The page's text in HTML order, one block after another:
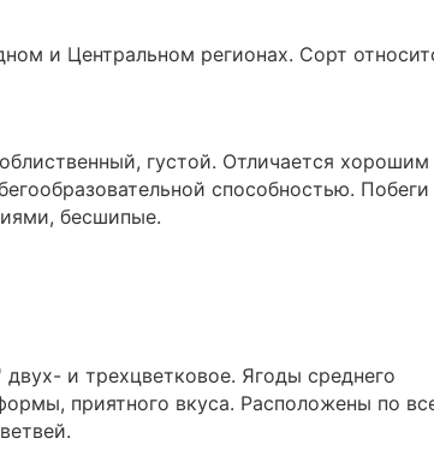
и Центральном регионах. Сорт
густой. Отличается хорошим
способностью. Побеги
бесшипые.
и трехцветковое. Ягоды среднего
приятного вкуса. Расположены по